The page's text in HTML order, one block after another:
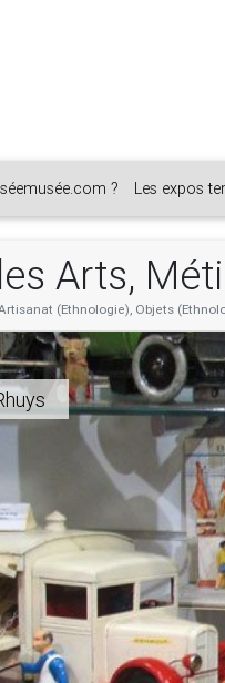
? Les expos
Arts,
(Ethnologie), Objets